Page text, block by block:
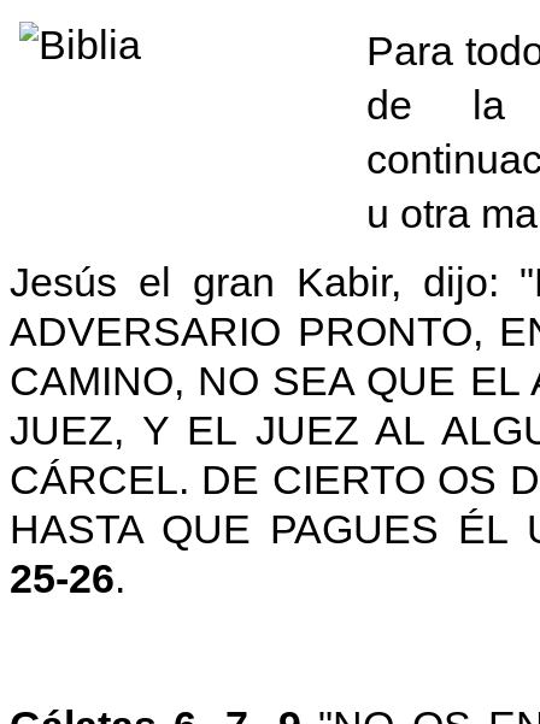
Para
de la
u otra
Jesús el gran Kabir, dijo:
ADVERSARIO PRONTO,
CAMINO, NO SEA QUE
JUEZ, Y EL JUEZ AL
CÁRCEL. DE CIERTO OS
HASTA QUE PAGUES ÉL
25-26.